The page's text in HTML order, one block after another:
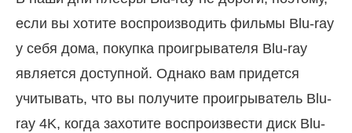
если вы хотите воспроизводить фильмы Blu-ray
у себя дома, покупка проигрывателя Blu-ray
является доступной. Однако вам придется
учитывать, что вы получите проигрыватель Blu-
ray 4K, когда захотите воспроизвести диск Blu-